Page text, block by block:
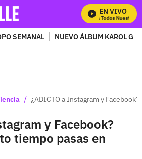
EN VIVO
Mira Todos Nuestros
SEMANAL NUEVO ÁLBUM KAROL G
/ ¿ADICTO a Instagram y
y Facebook?
tiempo pasas en